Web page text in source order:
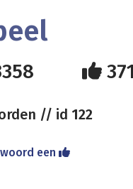
371
// id 122
een